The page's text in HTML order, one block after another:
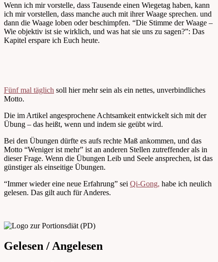
Wenn ich mir vorstelle, dass Tausende einen Wiegetag haben, kann
ich mir vorstellen, dass manche auch mit ihrer Waage sprechen. und
dann die Waage loben oder beschimpfen. “Die Stimme der Waage –
Wie objektiv ist sie wirklich, und was hat sie uns zu sagen?”: Das
Kapitel erspare ich Euch heute.
Fünf mal täglich soll hier mehr sein als ein nettes, unverbindliches
Motto.
Die im Artikel angesprochene Achtsamkeit entwickelt sich mit der
Übung – das heißt, wenn und indem sie geübt wird.
Bei den Übungen dürfte es aufs rechte Maß ankommen, und das
Motto “Weniger ist mehr” ist an anderen Stellen zutreffender als in
dieser Frage. Wenn die Übungen Leib und Seele ansprechen, ist das
günstiger als einseitige Übungen.
“Immer wieder eine neue Erfahrung” sei Qi-Gong, habe ich neulich
gelesen. Das gilt auch für Anderes.
Gelesen / Angelesen